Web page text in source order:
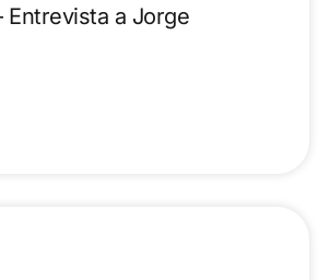
Entrevista a Jorge